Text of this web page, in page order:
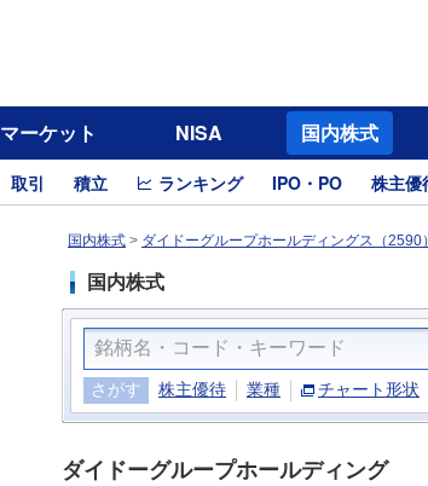
マーケット NISA 国内株式
取引 積立 ランキング IPO・PO 株主優
国内株式 > ダイドーグループホールディングス（2590）
国内株式
さがす 株主優待 業種 チャート形状
ダイドーグループホールディング